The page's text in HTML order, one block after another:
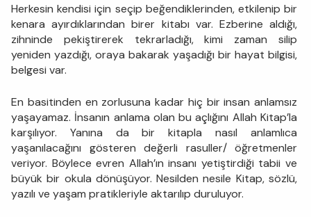
Herkesin kendisi için seçip beğendiklerinden, etkilenip bir
kenara ayırdıklarından birer kitabı var. Ezberine aldığı,
zihninde pekiştirerek tekrarladığı, kimi zaman silip
yeniden yazdığı, oraya bakarak yaşadığı bir hayat bilgisi,
belgesi var.
En basitinden en zorlusuna kadar hiç bir insan anlamsız
yaşayamaz. İnsanın anlama olan bu açlığını Allah Kitap’la
karşılıyor. Yanına da bir kitapla nasıl anlamlıca
yaşanılacağını gösteren değerli rasuller/ öğretmenler
veriyor. Böylece evren Allah’ın insanı yetiştirdiği tabii ve
büyük bir okula dönüşüyor. Nesilden nesile Kitap, sözlü,
yazılı ve yaşam pratikleriyle aktarılıp duruluyor.